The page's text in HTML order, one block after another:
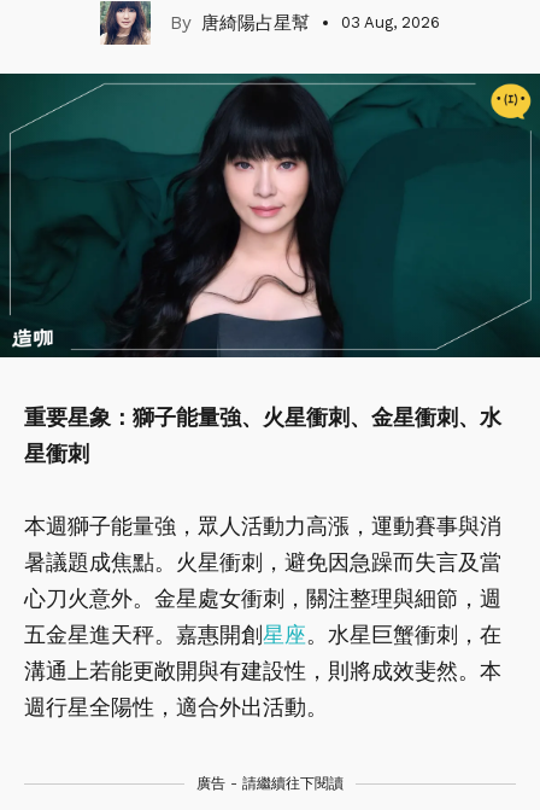
唐綺陽占星幫 03 Aug, 2026
重要星象：獅子能量強、火星衝刺、金星衝刺、水
星衝刺
本週獅子能量強，眾人活動力高漲，運動賽事與消
暑議題成焦點。火星衝刺，避免因急躁而失言及當
心刀火意外。金星處女衝刺，關注整理與細節，週
五金星進天秤。嘉惠開創星座。水星巨蟹衝刺，在
溝通上若能更敞開與有建設性，則將成效斐然。本
週行星全陽性，適合外出活動。
廣告 - 請繼續往下閱讀